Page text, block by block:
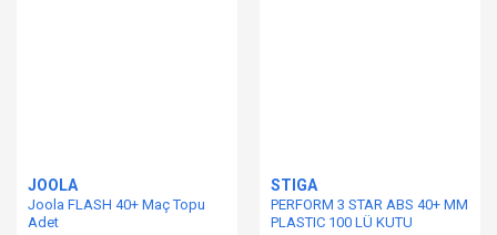
JOOLA
Joola FLASH 40+ Maç Topu
Adet
STIGA
PERFORM 3 STAR ABS 40+ MM
PLASTIC 100 LÜ KUTU